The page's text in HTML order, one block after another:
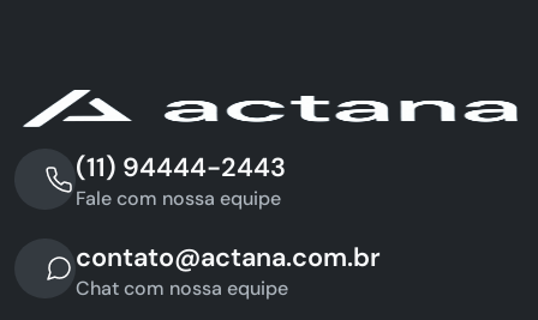
(11) 94444-2443
Fale com nossa equipe
contato@actana.com.br
Chat com nossa equipe